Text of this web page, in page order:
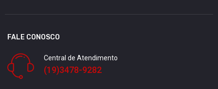
FALE CONOSCO
Central de Atendimento
(19)3478-9282